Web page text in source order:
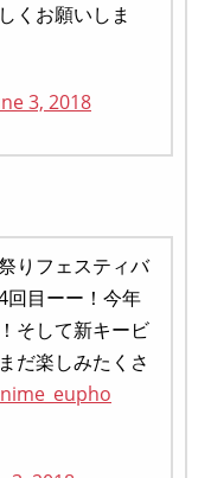
くお願いしま
3, 2018
りフェスティバ
回目ーー！今年
そして新キービ
だ楽しみたくさ